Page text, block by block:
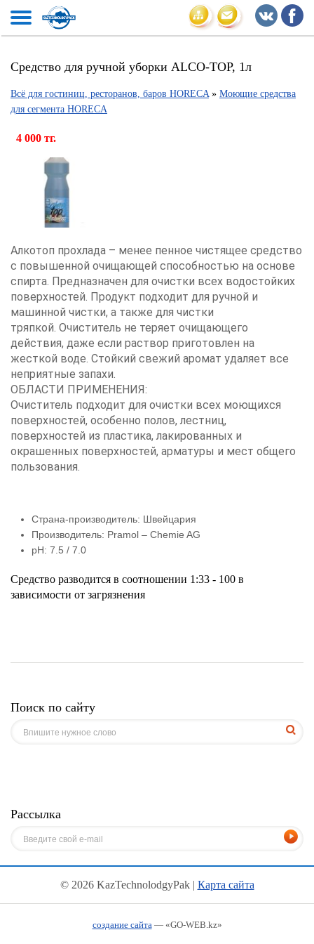
Средство для ручной уборки ALCO-TOP, 1л
Всё для гостиниц, ресторанов, баров HORECA» Моющие средства
для сегмента HORECA
4 000 тг.
Алкотоп прохлада – менее пенное чистящее средство
с повышенной очищающей способностью на основе
спирта. Предназначен для очистки всех водостойких
поверхностей. Продукт подходит для ручной и
машинной чистки, а также для чистки
тряпкой. Очиститель не теряет очищающего
действия, даже если раствор приготовлен на
жесткой воде. Стойкий свежий аромат удаляет все
неприятные запахи.
ОБЛАСТИ ПРИМЕНЕНИЯ:
Очиститель подходит для очистки всех моющихся
поверхностей, особенно полов, лестниц,
поверхностей из пластика, лакированных и
окрашенных поверхностей, арматуры и мест общего
пользования.
Страна-производитель: Швейцария
Производитель: Pramol – Chemie AG
pH: 7.5 / 7.0
Средство разводится в соотношении 1:33 - 100 в
зависимости от загрязнения
Поиск по сайту
Рассылка
© 2026 KazTechnolodgyPak | Карта сайта
создание сайта— «GO-WEB.kz»